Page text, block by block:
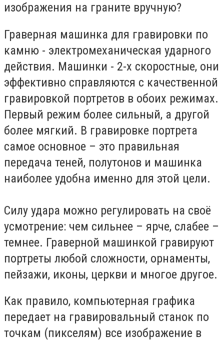
изображения на граните вручную?
Граверная машинка для гравировки по
камню - электромеханическая ударного
действия. Машинки - 2-х скоростные, они
эффективно справляются с качественной
гравировкой портретов в обоих режимах.
Первый режим более сильный, а другой
более мягкий. В гравировке портрета
самое основное – это правильная
передача теней, полутонов и машинка
наиболее удобна именно для этой цели.
Силу удара можно регулировать на своё
усмотрение: чем сильнее – ярче, слабее –
темнее. Граверной машинкой гравируют
портреты любой сложности, орнаменты,
пейзажи, иконы, церкви и многое другое.
Как правило, компьютерная графика
передает на гравировальный станок по
точкам (пикселям) все изображение в